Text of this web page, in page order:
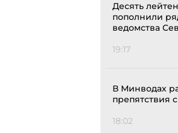
Десять
пополнили
ведомства
19:17
В Минводах
препятствия
18:02